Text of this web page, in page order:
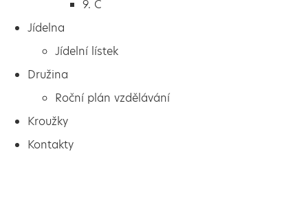
9. C
Jídelna
Jídelní lístek
Družina
Roční plán vzdělávání
Kroužky
Kontakty